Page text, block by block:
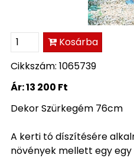
Kosárba
Cikkszám: 1065739
Ár:13 200 Ft
Dekor Szürkegém 76cm
A kerti tó díszítésére
növények mellett egy